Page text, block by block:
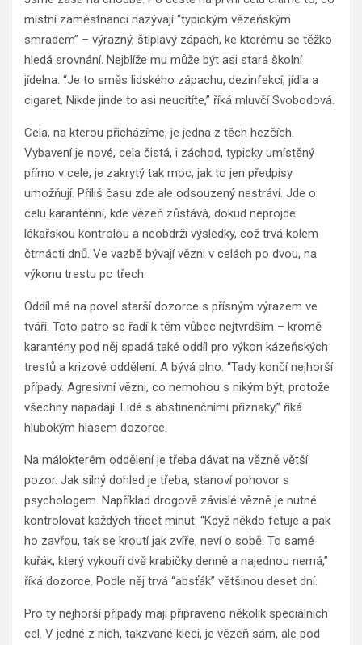
místní zaměstnanci nazývají “typickým vězeňským
smradem” – výrazný, štiplavý zápach, ke kterému se těžko
hledá srovnání. Nejblíže mu může být asi stará školní
jídelna. “Je to směs lidského zápachu, dezinfekcí, jídla a
cigaret. Nikde jinde to asi neucítíte,” říká mluvčí Svobodová.
Cela, na kterou přicházíme, je jedna z těch hezčích.
Vybavení je nové, cela čistá, i záchod, typicky umístěný
přímo v cele, je zakrytý tak moc, jak to jen předpisy
umožňují. Příliš času zde ale odsouzený nestráví. Jde o
celu karanténní, kde vězeň zůstává, dokud neprojde
lékařskou kontrolou a neobdrží výsledky, což trvá kolem
čtrnácti dnů. Ve vazbě bývají vězni v celách po dvou, na
výkonu trestu po třech.
Oddíl má na povel starší dozorce s přísným výrazem ve
tváři. Toto patro se řadí k těm vůbec nejtvrdším – kromě
karantény pod něj spadá také oddíl pro výkon kázeňských
trestů a krizové oddělení. A bývá plno. “Tady končí nejhorší
případy. Agresivní vězni, co nemohou s nikým být, protože
všechny napadají. Lidé s abstinenčními příznaky,” říká
hlubokým hlasem dozorce.
Na málokterém oddělení je třeba dávat na vězně větší
pozor. Jak silný dohled je třeba, stanoví pohovor s
psychologem. Například drogově závislé vězně je nutné
kontrolovat každých třicet minut. “Když někdo fetuje a pak
ho zavřou, tak se kroutí jak zvíře, neví o sobě. To samé
kuřák, který vykouří dvě krabičky denně a najednou nemá,”
říká dozorce. Podle něj trvá “absťák” většinou deset dní.
Pro ty nejhorší případy mají připraveno několik speciálních
cel. V jedné z nich, takzvané kleci, je vězeň sám, ale pod